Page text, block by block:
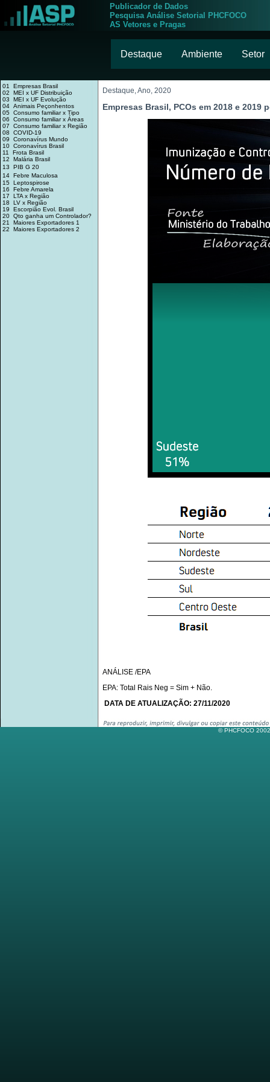
Publicador de Dados
Pesquisa Análise Setorial PHCFOCO
AS Vetores e Pragas
Destaque Ambiente Setor
01 Empresas Brasil
02 MEI x UF Distribuição
03 MEI x UF Evolução
04 Animais Peçonhentos
05 Consumo familiar x Tipo
06 Consumo familiar x Áreas
07 Consumo familiar x Região
08 COVID-19
09 Coronavírus Mundo
10 Coronavírus Brasil
11 Frota Brasil
12 Malária Brasil
13 PIB G 20
14 Febre Maculosa
15 Leptospirose
16 Febre Amarela
17 LTA x Região
18 LV x Região
19 Escorpião Evol. Brasil
20 Qto ganha um Controlador?
21 Maiores Exportadores 1
22 Maiores Exportadores 2
Destaque, Ano, 2020
Empresas Brasil, PCOs em 2018 e 2019
ANÁLISE /EPA
EPA: Total Rais Neg = Sim + Não.
DATA DE ATUALIZAÇÃO: 27/11/2020
© PHCFOCO